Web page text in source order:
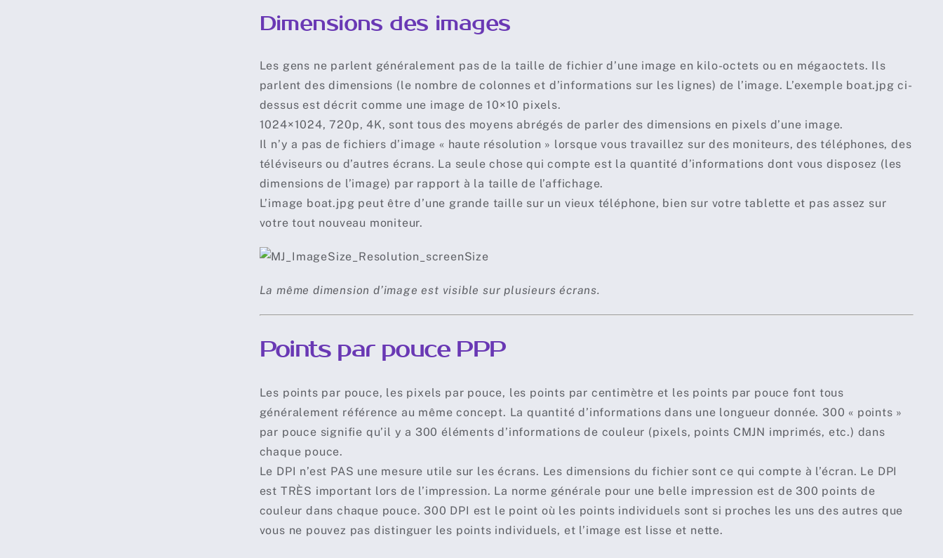
Dimensions des images
Les gens ne parlent généralement pas de la taille de fichier d’une image en kilo-octets ou en mégaoctets. Ils
parlent des dimensions (le nombre de colonnes et d’informations sur les lignes) de l’image. L’exemple boat.jpg ci-
dessus est décrit comme une image de 10×10 pixels.
1024×1024, 720p, 4K, sont tous des moyens abrégés de parler des dimensions en pixels d’une image.
Il n’y a pas de fichiers d’image « haute résolution » lorsque vous travaillez sur des moniteurs, des téléphones, des
téléviseurs ou d’autres écrans. La seule chose qui compte est la quantité d’informations dont vous disposez (les
dimensions de l’image) par rapport à la taille de l’affichage.
L’image boat.jpg peut être d’une grande taille sur un vieux téléphone, bien sur votre tablette et pas assez sur
votre tout nouveau moniteur.
La même dimension d’image est visible sur plusieurs écrans.
Points par pouce PPP
Les points par pouce, les pixels par pouce, les points par centimètre et les points par pouce font tous
généralement référence au même concept. La quantité d’informations dans une longueur donnée. 300 « points »
par pouce signifie qu’il y a 300 éléments d’informations de couleur (pixels, points CMJN imprimés, etc.) dans
chaque pouce.
Le DPI n’est PAS une mesure utile sur les écrans. Les dimensions du fichier sont ce qui compte à l’écran. Le DPI
est TRÈS important lors de l’impression. La norme générale pour une belle impression est de 300 points de
couleur dans chaque pouce. 300 DPI est le point où les points individuels sont si proches les uns des autres que
vous ne pouvez pas distinguer les points individuels, et l’image est lisse et nette.